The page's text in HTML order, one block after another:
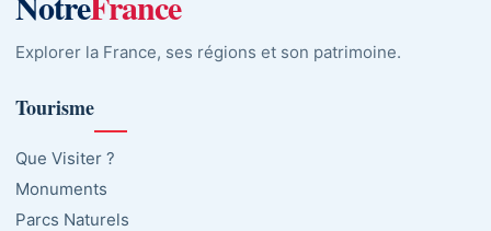
Explorer la France, ses régions et son patrimoine.
Tourisme
Que Visiter ?
Monuments
Parcs Naturels